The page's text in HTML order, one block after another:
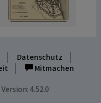
Datenschutz
Mitmachen
Version: 4.52.0